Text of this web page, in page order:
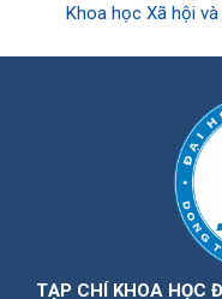
Khoa học Xã hội
TẠP CHÍ KHOA HỌC